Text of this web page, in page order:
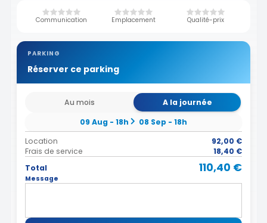
Communication Emplacement Qualité-prix
PARKING
Réserver ce parking
Au mois
A la journée
09 Aug - 18h
08 Sep - 18h
Location
92,00 €
Frais de service
18,40 €
Total
110,40 €
Message